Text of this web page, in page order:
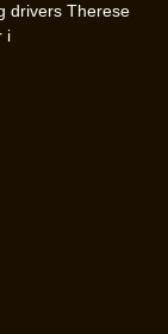
drivers Therese
i